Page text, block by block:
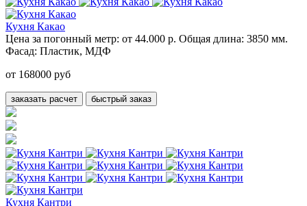
Кухня Какао
Цена за погонный метр: от 44.000 р. Общая длина: 3850 мм.
Фасад: Пластик, МДФ
от 168000 руб
заказать расчет быстрый заказ
Кухня Кантри